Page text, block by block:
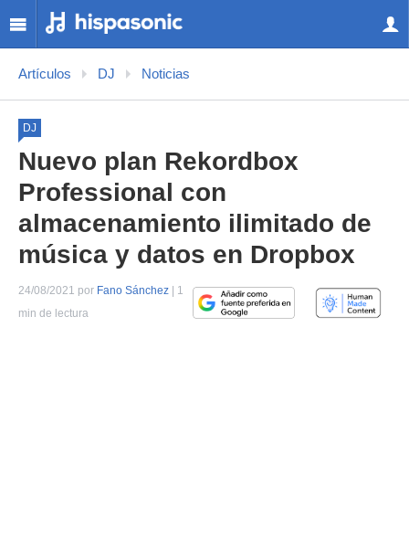
Artículos DJ Noticias
DJ
Nuevo plan Rekordbox
Professional con
almacenamiento ilimitado de
música y datos en Dropbox
24/08/2021 por Fano Sánchez | 1
min de lectura